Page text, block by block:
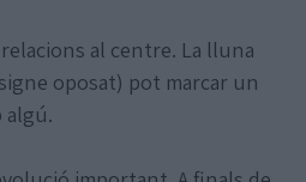
al centre. La lluna
oposat) pot marcar un
algú.